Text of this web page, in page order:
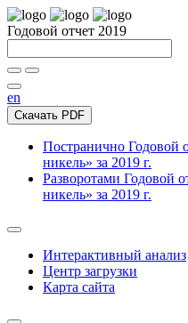
Годовой отчет 2019
en
Скачать PDF
Постранично Годовой
никель» за 2019 г.
Разворотами Годовой
никель» за 2019 г.
Интерактивный анализ
Центр загрузки
Карта сайта